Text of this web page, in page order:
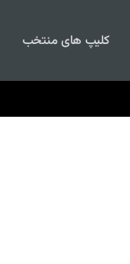
کلیپ های منتخب